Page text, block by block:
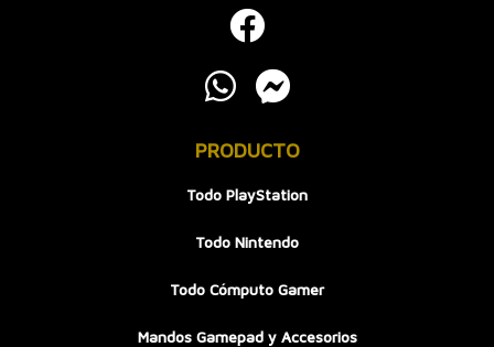
PRODUCTO
Todo PlayStation
Todo Nintendo
Todo Cómputo Gamer
Mandos Gamepad y Accesorios